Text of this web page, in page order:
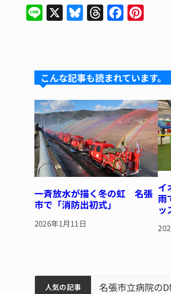
Li
n
X Bl
u
k
y
T
hr
d
s
F
a
b
o
o
k
st
こんな記事も読まれています。
一斉放水が描く冬の虹 名張
市で「消防出初式」
2026年1月11日
イ
雨
ッ
人気の記事
ィアで清掃 伊賀 名張市立病院の